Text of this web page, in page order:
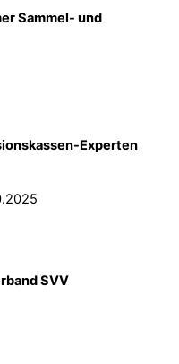
Sammel- und
Experten
SVV